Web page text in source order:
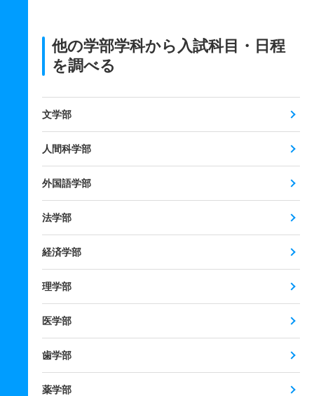
他の学部学科から入試科目・日程
を調べる
文学部
人間科学部
外国語学部
法学部
経済学部
理学部
医学部
歯学部
薬学部